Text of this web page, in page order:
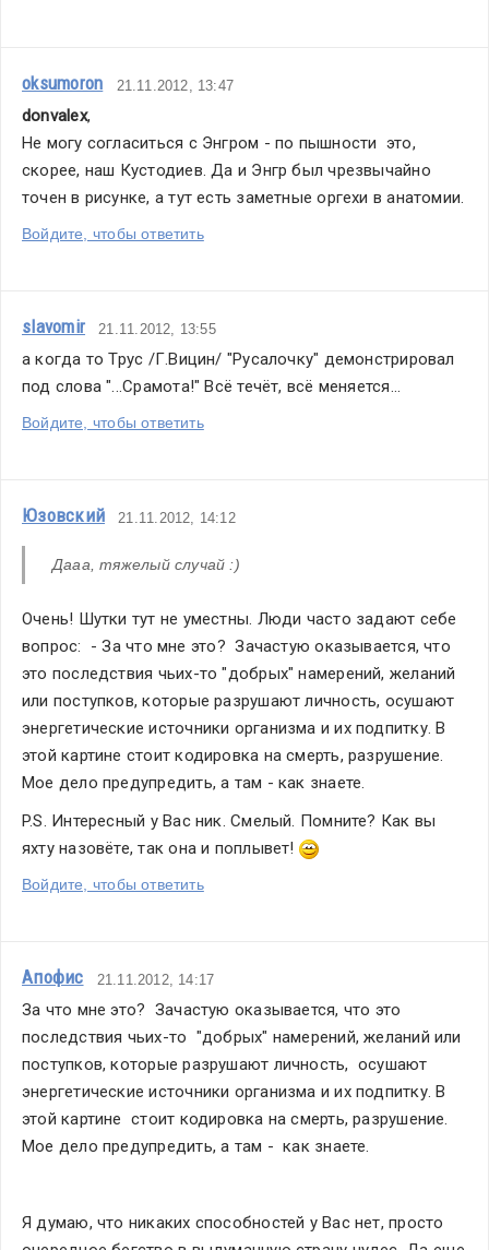
oksumoron 21.11.2012, 13:47
donvalex,
Не могу согласиться с Энгром - по пышности  это,
скорее, наш Кустодиев. Да и Энгр был чрезвычайно
точен в рисунке, а тут есть заметные оргехи в анатомии.
Войдите, чтобы ответить
slavomir 21.11.2012, 13:55
а когда то Трус /Г.Вицин/ "Русалочку" демонстрировал
под слова "...Срамота!" Всё течёт, всё меняется...
Войдите, чтобы ответить
Юзовский 21.11.2012, 14:12
Дааа, тяжелый случай :)
Очень! Шутки тут не уместны. Люди часто задают себе
вопрос:  - За что мне это?  Зачастую оказывается, что
это последствия чьих-то "добрых" намерений, желаний
или поступков, которые разрушают личность, осушают
энергетические источники организма и их подпитку. В
этой картине стоит кодировка на смерть, разрушение.
Мое дело предупредить, а там - как знаете.
P.S. Интересный у Вас ник. Смелый. Помните? Как вы
яхту назовёте, так она и поплывет!
Войдите, чтобы ответить
Апофис 21.11.2012, 14:17
За что мне это?  Зачастую оказывается, что это
последствия чьих-то  "добрых" намерений, желаний или
поступков, которые разрушают личность,  осушают
энергетические источники организма и их подпитку. В
этой картине  стоит кодировка на смерть, разрушение.
Мое дело предупредить, а там -  как знаете.
Я думаю, что никаких способностей у Вас нет, просто